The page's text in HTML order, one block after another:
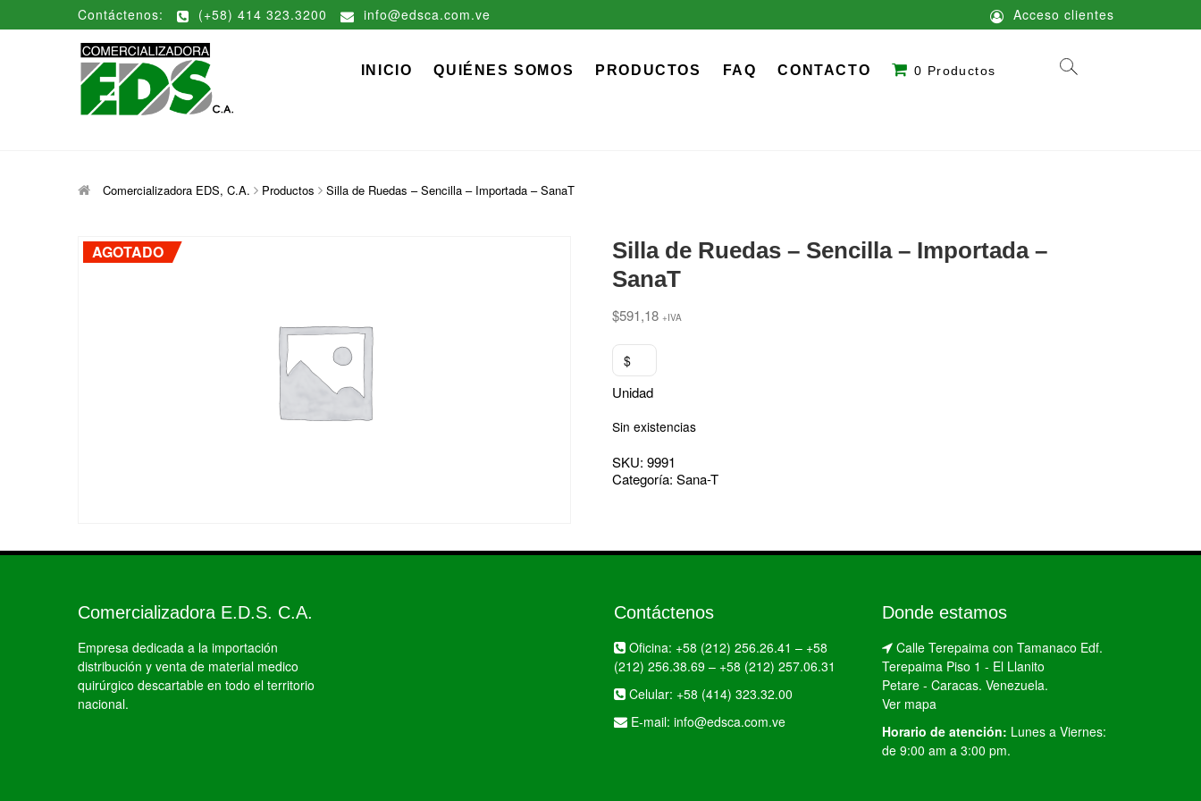
Contáctenos: (+58) 414 323.3200 info@edsca.com.ve Acceso clientes
Comercializadora EDS, C.A.
INICIO QUIÉNES SOMOS PRODUCTOS FAQ CONTACTO 0 Productos
Comercializadora EDS, C.A. Productos Silla de Ruedas – Sencilla – Importada – SanaT
AGOTADO
Silla de Ruedas – Sencilla – Importada –
SanaT
$591,18 +IVA
$
Unidad
Sin existencias
SKU: 9991
Categoría: Sana-T
Comercializadora E.D.S. C.A.
Empresa dedicada a la importación
distribución y venta de material medico
quirúrgico descartable en todo el territorio
nacional.
Contáctenos
Oficina: +58 (212) 256.26.41 – +58
(212) 256.38.69 – +58 (212) 257.06.31
Celular: +58 (414) 323.32.00
E-mail: info@edsca.com.ve
Donde estamos
Calle Terepaima con Tamanaco Edf.
Terepaima Piso 1 - El Llanito
Petare - Caracas. Venezuela.
Ver mapa
Horario de atención: Lunes a Viernes:
de 9:00 am a 3:00 pm.